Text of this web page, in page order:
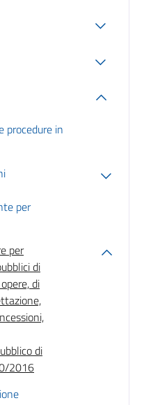
procedure in
per
per
di
di
di
2016